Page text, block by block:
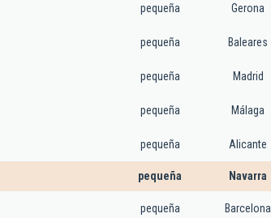
pequeña Gerona
pequeña Baleares
pequeña Madrid
pequeña Málaga
pequeña Alicante
pequeña Navarra
pequeña Barcelona